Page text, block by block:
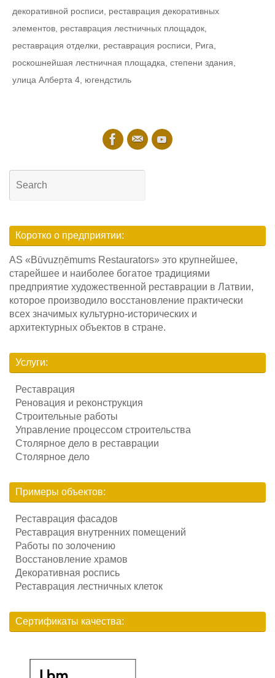
декоративной росписи
реставрация декоративных
элементов реставрация лестничных площадок
реставрация отделки
реставрация росписи Рига
роскошнейшая лестничная площадка степени здания
улица Алберта 4 югендстиль
for:
Коротко о предприятии:
AS «Būvuzņēmums Restaurators» это крупнейшее,
старейшее и наиболее богатое традициями
предприятие художественной реставрации в Латвии,
которое производило восстановление практически
всех значимых культурно-исторических и
архитектурных объектов в стране.
Услуги:
Реставрация
Реновация и реконструкция
Строительные работы
Управление процессом строительства
Столярное дело в реставрации
Столярное дело
Примеры объектов:
Реставрация фасадов
Реставрация внутренних помещений
Работы по золочению
Восстановление храмов
Декоративная роспись
Реставрация лестничных клеток
Сертификаты качества: